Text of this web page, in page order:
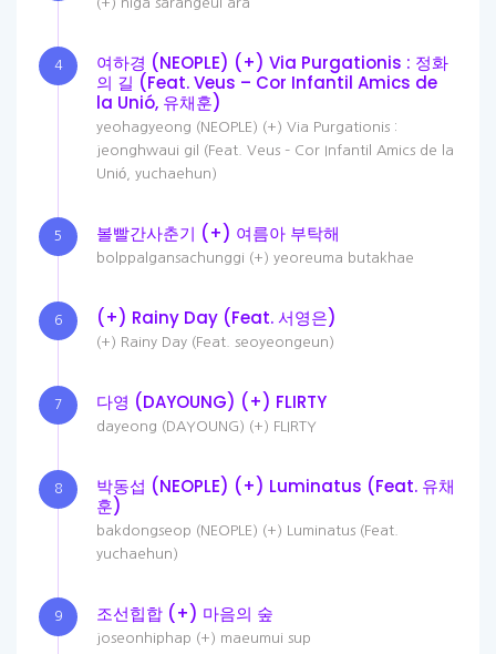
4
여하경 (NEOPLE) (+) Via Purgationis : 정화
의 길 (Feat. Veus – Cor Infantil Amics de
la Unió, 유채훈)
yeohagyeong (NEOPLE) (+) Via Purgationis :
jeonghwaui gil (Feat. Veus – Cor Infantil Amics de la
Unió, yuchaehun)
5 볼빨간사춘기 (+) 여름아 부탁해
bolppalgansachunggi (+) yeoreuma butakhae
6 (+) Rainy Day (Feat. 서영은)
(+) Rainy Day (Feat. seoyeongeun)
7 다영 (DAYOUNG) (+) FLIRTY
dayeong (DAYOUNG) (+) FLIRTY
8
박동섭 (NEOPLE) (+) Luminatus (Feat. 유채
훈)
bakdongseop (NEOPLE) (+) Luminatus (Feat.
yuchaehun)
9 조선힙합 (+) 마음의 숲
joseonhiphap (+) maeumui sup